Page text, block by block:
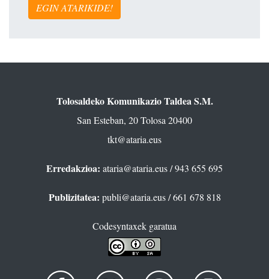
EGIN ATARIKIDE!
Tolosaldeko Komunikazio Taldea S.M.
San Esteban, 20 Tolosa 20400
tkt@ataria.eus
Erredakzioa: ataria@ataria.eus/ 943 655 695
Publizitatea: publi@ataria.eus/ 661 678 818
Codesyntaxek garatua